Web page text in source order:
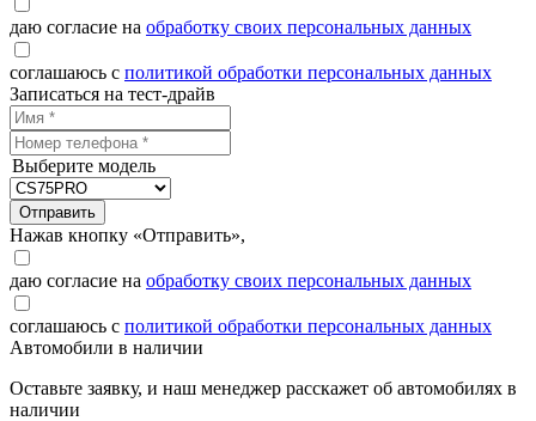
даю согласие на обработку своих персональных данных
соглашаюсь с политикой обработки персональных данных
Записаться на тест-драйв
Выберите модель
Отправить
Нажав кнопку «Отправить»,
даю согласие на обработку своих персональных данных
соглашаюсь с политикой обработки персональных данных
Автомобили в наличии
Оставьте заявку, и наш менеджер расскажет об автомобилях в
наличии